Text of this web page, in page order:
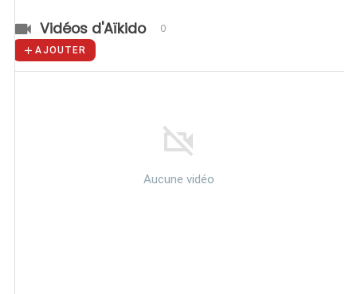
Vidéos d'Aïkido 0
AJOUTER
Aucune vidéo